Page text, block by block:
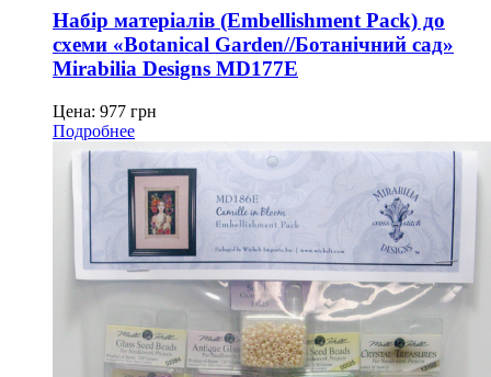
Набір матеріалів (Embellishment Pack) до
схеми «Botanical Garden//Ботанічний сад»
Mirabilia Designs MD177E
Цена: 977 грн
Подробнее